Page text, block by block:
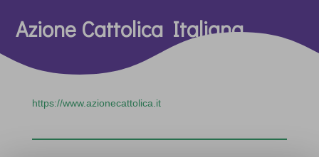
Azione Cattolica Italiana
https://www.azionecattolica.it